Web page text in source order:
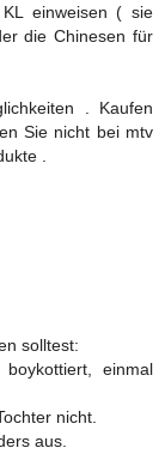
einweisen ( sie
die Chinesen für
. Kaufen
Sie nicht bei mtv
.
solltest:
einmal
nicht.
aus.